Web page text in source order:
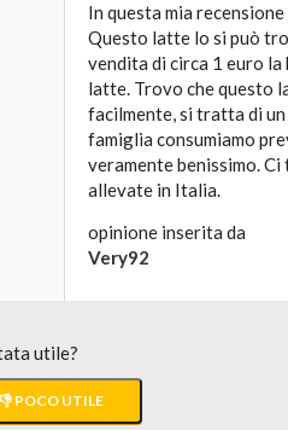
In questa mia
Questo latte lo si può
vendita di circa 1 euro
latte. Trovo che questo
facilmente, si tratta di
famiglia consumiamo
veramente benissimo.
allevate in Italia.
opinione inserita da
Very92
utile?
👎 POCO UTILE